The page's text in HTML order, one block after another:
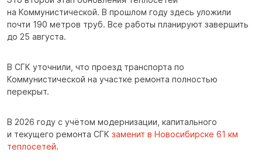
на Коммунистической. В прошлом году здесь уложили
почти 190 метров труб. Все работы планируют завершить
до 25 августа.
В СГК уточнили, что проезд транспорта по
Коммунистической на участке ремонта полностью
перекрыт.
В 2026 году с учётом модернизации, капитального
и текущего ремонта СГК заменит в Новосибирске 61 км
теплосетей.